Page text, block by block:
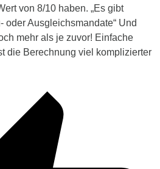
von 8/10 haben. „Es gibt
oder Ausgleichsmandate“ Und
mehr als je zuvor! Einfache
die Berechnung viel komplizierter